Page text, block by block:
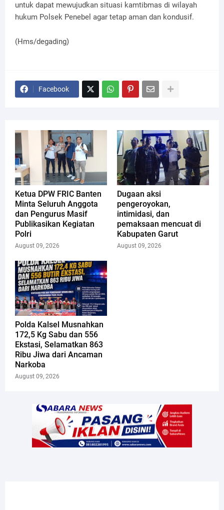
untuk dapat mewujudkan situasi kamtibmas di wilayah
hukum Polsek Penebel agar tetap aman dan kondusif.
(Hms/degading)
Facebook
Ketua DPW FRIC Banten
Minta Seluruh Anggota
dan Pengurus Masif
Publikasikan Kegiatan
Polri
August 09, 2026
Dugaan aksi
pengeroyokan,
intimidasi, dan
pemaksaan mencuat di
Kabupaten Garut
August 09, 2026
Polda Kalsel Musnahkan
172,5 Kg Sabu dan 556
Ekstasi, Selamatkan 863
Ribu Jiwa dari Ancaman
Narkoba
August 09, 2026